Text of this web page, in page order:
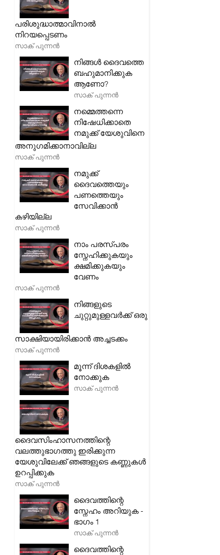
പരിശുദ്ധാത്മാവിനാൽ
നിറയപ്പെടണം
സാക് പുന്നൻ
നിങ്ങൾ ദൈവത്തെ
ബഹുമാനിക്കുക
ആണോ?
സാക് പുന്നൻ
നമ്മെത്തന്നെ
നിഷേധിക്കാതെ
നമുക്ക് യേശുവിനെ
അനുഗമിക്കാനാവില്ല
സാക് പുന്നൻ
നമുക്ക്
ദൈവത്തെയും
പണത്തെയും
സേവിക്കാൻ
കഴിയില്ല
സാക് പുന്നൻ
നാം പരസ്പരം
സ്നേഹിക്കുകയും
ക്ഷമിക്കുകയും
വേണം
സാക് പുന്നൻ
നിങ്ങളുടെ
ചുറ്റുമുള്ളവർക്ക് ഒരു
സാക്ഷിയായിരിക്കാൻ അച്ചടക്കം
സാക് പുന്നൻ
മൂന്ന് ദിശകളിൽ
നോക്കുക
സാക് പുന്നൻ
ദൈവസിംഹാസനത്തിന്റെ
വലത്തുഭാഗത്തു ഇരിക്കുന്ന
യേശുവിലേക്ക് ഞങ്ങളുടെ കണ്ണുകൾ
ഉറപ്പിക്കുക
സാക് പുന്നൻ
ദൈവത്തിന്റെ
സ്നേഹം അറിയുക -
ഭാഗം 1
സാക് പുന്നൻ
ദൈവത്തിന്റെ